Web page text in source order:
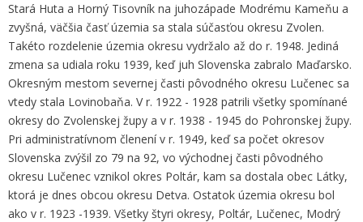
Stará Huta a Horný Tisovník na juhozápade Modrému Kameňu a
zvyšná, väčšia časť územia sa stala súčasťou okresu Zvolen.
Takéto rozdelenie územia okresu vydržalo až do r. 1948. Jediná
zmena sa udiala roku 1939, keď juh Slovenska zabralo Maďarsko.
Okresným mestom severnej časti pôvodného okresu Lučenec sa
vtedy stala Lovinobaňa. V r. 1922 - 1928 patrili všetky spomínané
okresy do Zvolenskej župy a v r. 1938 - 1945 do Pohronskej župy.
Pri administratívnom členení v r. 1949, keď sa počet okresov
Slovenska zvýšil zo 79 na 92, vo východnej časti pôvodného
okresu Lučenec vznikol okres Poltár, kam sa dostala obec Látky,
ktorá je dnes obcou okresu Detva. Ostatok územia okresu bol
ako v r. 1923 -1939. Všetky štyri okresy, Poltár, Lučenec, Modrý